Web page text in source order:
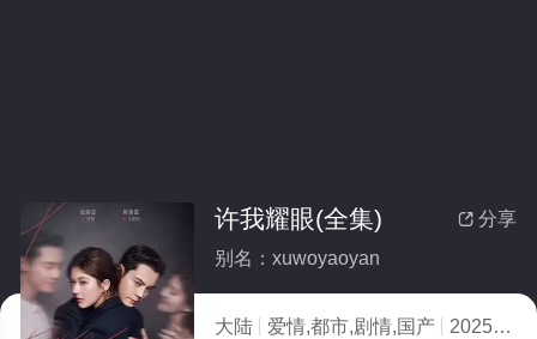
 分享
许我耀眼(全集)
别名：xuwoyaoyan
大陆 爱情,都市,剧情,国产 2025
8.0